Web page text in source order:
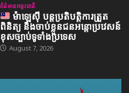
ព័ត៌មានអន្តរជាតិ
ម៉ាឡេស៊ី បន្តប្រតិបត្តិការត្រួត
ពិនិត្យ និងចាប់ខ្លួនជនអន្តោប្រវេសន៍
ខុសច្បាប់ទូទាំងប្រទេស
August 7, 2026